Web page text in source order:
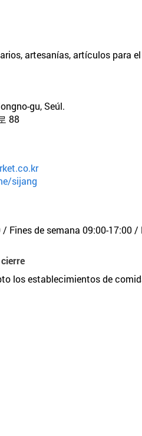
artesanías, artículos para
gu, Seúl.
88
sijang
/ Fines de semana 09:00-
los establecimientos de